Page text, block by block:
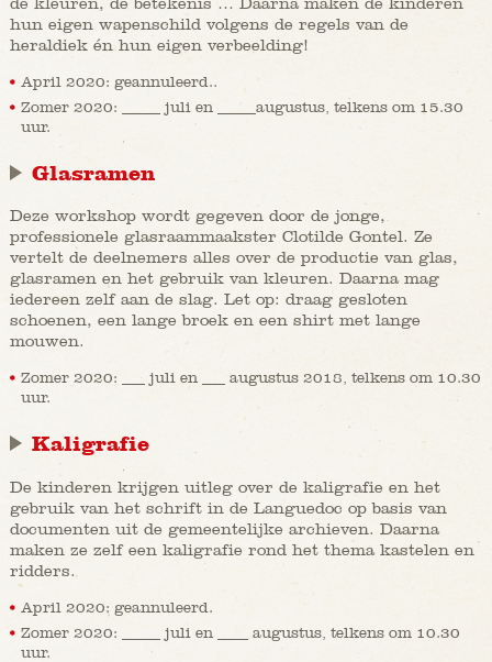
hun eigen wapenschild volgens de regels van de
heraldiek én hun eigen verbeelding!
April 2020: geannuleerd..
Zomer 2020: _____ juli en _____augustus, telkens om 15.30
uur.
Glasramen
Deze workshop wordt gegeven door de jonge,
professionele glasraammaakster Clotilde Gontel. Ze
vertelt de deelnemers alles over de productie van glas,
glasramen en het gebruik van kleuren. Daarna mag
iedereen zelf aan de slag. Let op: draag gesloten
schoenen, een lange broek en een shirt met lange
mouwen.
Zomer 2020: ___ juli en ___ augustus 2018, telkens om 10.30
uur.
Kaligrafie
De kinderen krijgen uitleg over de kaligrafie en het
gebruik van het schrift in de Languedoc op basis van
documenten uit de gemeentelijke archieven. Daarna
maken ze zelf een kaligrafie rond het thema kastelen en
ridders.
April 2020: geannuleerd.
Zomer 2020: _____ juli en ____ augustus, telkens om 10.30
uur.